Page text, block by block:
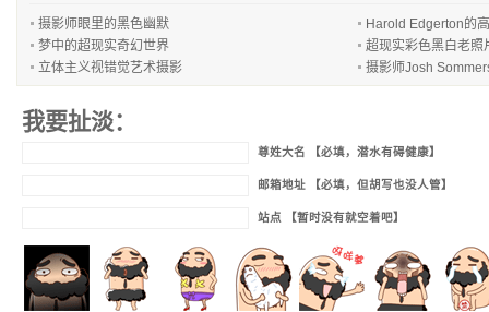
摄影师眼里的黑色幽默
Harold Edgerton的
梦中的超现实奇幻世界
超现实彩色黑白老照
立体主义视错觉艺术摄影
摄影师Josh
我要扯淡：
尊姓大名 【必填，潜水有碍健康】
邮箱地址 【必填，但胡写也没人管】
站点 【暂时没有就空着吧】